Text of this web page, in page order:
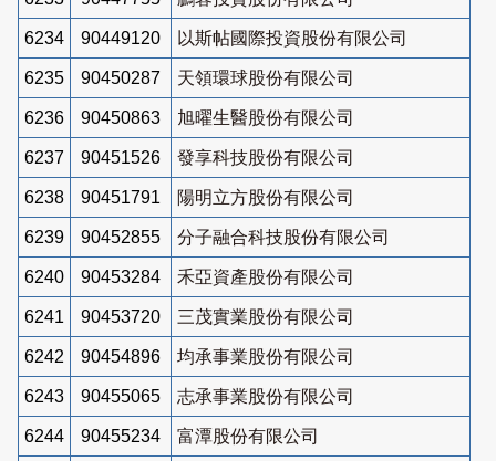
6234 90449120 以斯帖國際投資股份有限公司
6235 90450287 天領環球股份有限公司
6236 90450863 旭曜生醫股份有限公司
6237 90451526 發享科技股份有限公司
6238 90451791 陽明立方股份有限公司
6239 90452855 分子融合科技股份有限公司
6240 90453284 禾亞資產股份有限公司
6241 90453720 三茂實業股份有限公司
6242 90454896 均承事業股份有限公司
6243 90455065 志承事業股份有限公司
6244 90455234 富潭股份有限公司